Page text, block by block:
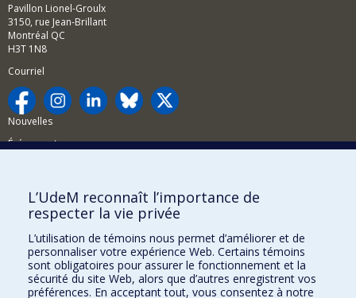
Pavillon Lionel-Groulx
3150, rue Jean-Brillant
Montréal QC
H3T 1N8
Courriel
Nouvelles
Événements
BESOIN D'AIDE?
Plan du site
Signaler une erreur
Accessibilité
L’UdeM reconnaît l’importance de
respecter la vie privée
L’utilisation de témoins nous permet d’améliorer et de
personnaliser votre expérience Web. Certains témoins
sont obligatoires pour assurer le fonctionnement et la
sécurité du site Web, alors que d’autres enregistrent vos
préférences. En acceptant tout, vous consentez à notre